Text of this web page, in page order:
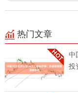
热门文章
中
投